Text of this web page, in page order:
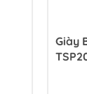
Giày